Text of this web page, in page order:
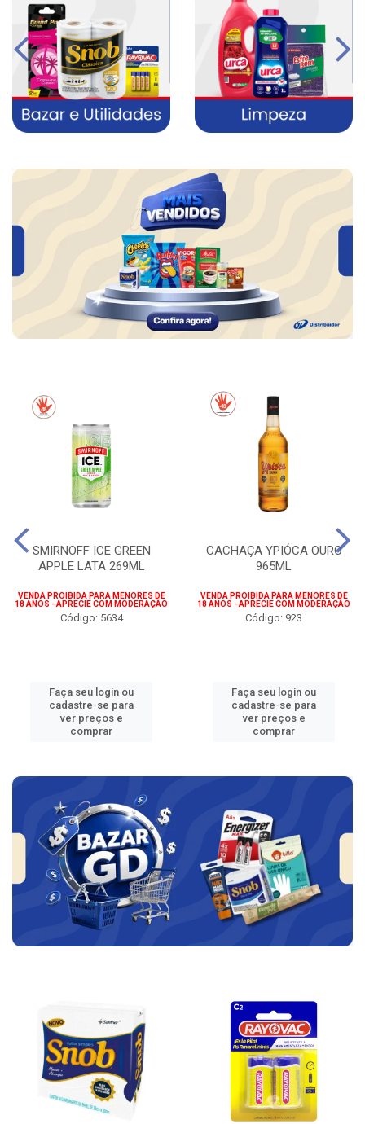
SMIRNOFF ICE GREEN
APPLE LATA 269ML
VENDA PROIBIDA PARA MENORES DE
18 ANOS - APRECIE COM MODERAÇÃO
Código: 5634
Faça seu login ou
cadastre-se para
ver preços e
comprar
CACHAÇA YPIÓCA OURO
965ML
VENDA PROIBIDA PARA MENORES DE
18 ANOS - APRECIE COM MODERAÇÃO
Código: 923
Faça seu login ou
cadastre-se para
ver preços e
comprar